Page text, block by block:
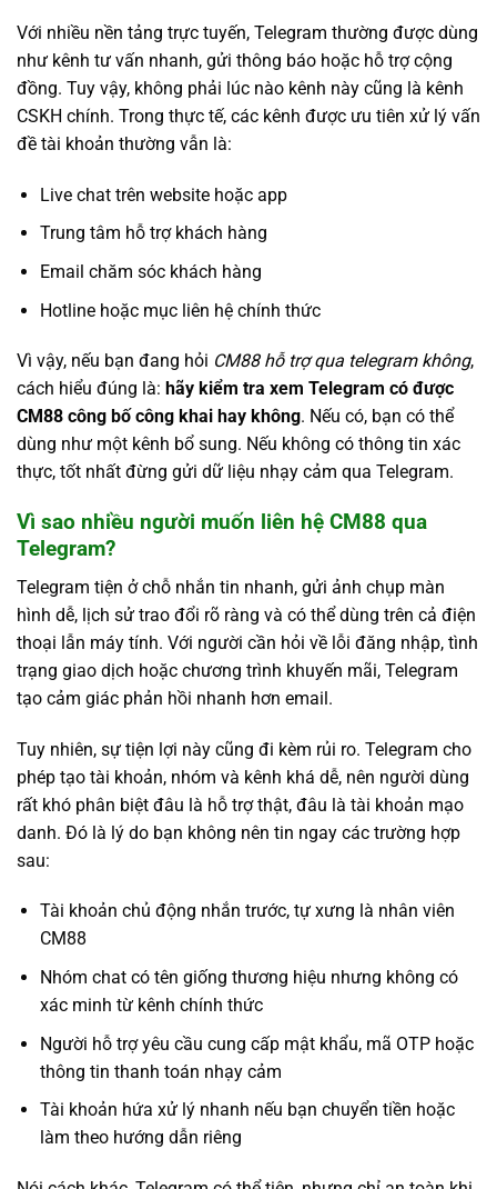
Với nhiều nền tảng trực tuyến, Telegram thường được dùng
như kênh tư vấn nhanh, gửi thông báo hoặc hỗ trợ cộng
đồng. Tuy vậy, không phải lúc nào kênh này cũng là kênh
CSKH chính. Trong thực tế, các kênh được ưu tiên xử lý vấn
đề tài khoản thường vẫn là:
Live chat trên website hoặc app
Trung tâm hỗ trợ khách hàng
Email chăm sóc khách hàng
Hotline hoặc mục liên hệ chính thức
Vì vậy, nếu bạn đang hỏi CM88 hỗ trợ qua telegram không,
cách hiểu đúng là: hãy kiểm tra xem Telegram có được
CM88 công bố công khai hay không. Nếu có, bạn có thể
dùng như một kênh bổ sung. Nếu không có thông tin xác
thực, tốt nhất đừng gửi dữ liệu nhạy cảm qua Telegram.
Vì sao nhiều người muốn liên hệ CM88 qua
Telegram?
Telegram tiện ở chỗ nhắn tin nhanh, gửi ảnh chụp màn
hình dễ, lịch sử trao đổi rõ ràng và có thể dùng trên cả điện
thoại lẫn máy tính. Với người cần hỏi về lỗi đăng nhập, tình
trạng giao dịch hoặc chương trình khuyến mãi, Telegram
tạo cảm giác phản hồi nhanh hơn email.
Tuy nhiên, sự tiện lợi này cũng đi kèm rủi ro. Telegram cho
phép tạo tài khoản, nhóm và kênh khá dễ, nên người dùng
rất khó phân biệt đâu là hỗ trợ thật, đâu là tài khoản mạo
danh. Đó là lý do bạn không nên tin ngay các trường hợp
sau:
Tài khoản chủ động nhắn trước, tự xưng là nhân viên
CM88
Nhóm chat có tên giống thương hiệu nhưng không có
xác minh từ kênh chính thức
Người hỗ trợ yêu cầu cung cấp mật khẩu, mã OTP hoặc
thông tin thanh toán nhạy cảm
Tài khoản hứa xử lý nhanh nếu bạn chuyển tiền hoặc
làm theo hướng dẫn riêng